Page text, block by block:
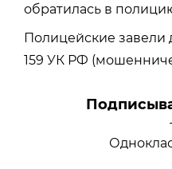
обратилась в
Полицейские завели
159 УК РФ